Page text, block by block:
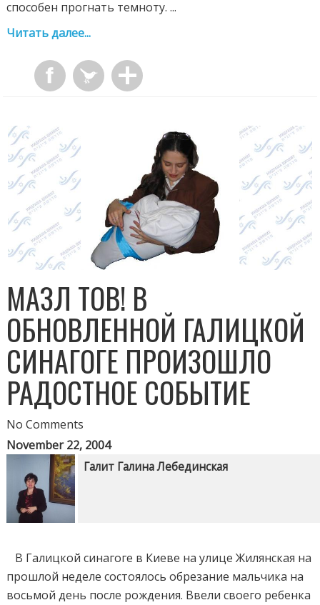
способен прогнать темноту. ...
Читать далее...
МАЗЛ ТОВ! В
ОБНОВЛЕННОЙ ГАЛИЦКОЙ
СИНАГОГЕ ПРОИЗОШЛО
РАДОСТНОЕ СОБЫТИЕ
No Comments
November 22, 2004
Галит Галина Лебединская
В Галицкой синагоге в Киеве на улице Жилянская на
прошлой неделе состоялось обрезание мальчика на
восьмой день после рождения. Ввели своего ребенка